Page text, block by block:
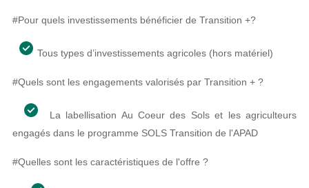
#Pour quels investissements bénéficier de Transition +?
Tous types d’investissements agricoles (hors matériel)
#Quels sont les engagements valorisés par Transition + ?
La labellisation Au Coeur des Sols et les agriculteurs
engagés dans le programme SOLS Transition de l'APAD
#Quelles sont les caractéristiques de l'offre ?